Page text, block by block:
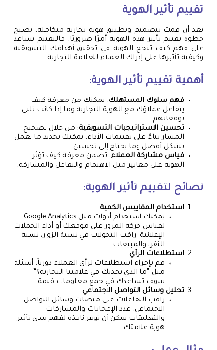
تقييم تأثير الهوية
بعد أن قمت بتصميم وتطبيق هوية تجارية متكاملة، تصبح
خطوة تقييم تأثير هذه الهوية أمرًا ضروريًا. فالتقييم يساعد
على فهم كيف تنجح الهوية في تحقيق أهدافك التسويقية
وكيفية تأثيرها على إدراك العملاء للعلامة التجارية.
أهمية تقييم تأثير الهوية:
فهم سلوك المستهلك: يمكنك من معرفة كيف
يتفاعل عملاؤك مع الهوية التجارية وما إذا كانت تلبي
توقعاتهم.
تحسين الاستراتيجيات التسويقية: من خلال تصحيح
المسار بناءً على تقييمات الأداء، يمكنك تحديد ما يعمل
بشكل أفضل وما يحتاج إلى تحسين.
قياس مشاركة العملاء: تضمن معرفة كيف تؤثر
الهوية على معايير مثل الاهتمام والتفاعل والمشاركة.
نصائح لتقييم تأثير الهوية:
استخدام المقاييس الكمية:
يمكنك استخدام أدوات مثل Google Analytics
لقياس حركة المرور على موقعك أو أداء الحملات
الإعلانية. راقب التحولات في نسبة الزوار، نسبة
النقر، والمبيعات.
استطلاعات الرأي:
قم بإجراء استطلاعات لرأي العملاء دورياً. أسئلة
مثل “ما الذي يجذبك في علامتنا التجارية؟”
سوف تساعدك في جمع معلومات قيمة.
تحليل وسائل التواصل الاجتماعي:
راقب التفاعلات على منصات وسائل التواصل
الاجتماعي. عدد الإعجابات والمشاركات
والتعليقات يمكن أن توفر نافذة لفهم مدى تأثير
هوية علامتك.